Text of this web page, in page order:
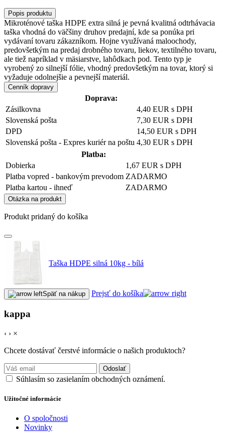
Popis produktu
Mikroténové taška HDPE extra silná je pevná kvalitná odtrhávacia
taška vhodná do väčšiny druhov predajní, kde sa ponúka pri
vydávaní tovaru zákazníkom. Hojne využívaná maloochody,
predovšetkým na predaj drobného tovaru, liekov, textilného tovaru,
ale tiež napríklad v mäsiarstve, lahôdkach pod. Tento typ je
vyrobený zo silnejší fólie, vhodný predovšetkým na tovar, ktorý si
vyžaduje odolnejšie a pevnejší materiál.
Cenník dopravy
Doprava:
Zásilkovna
4,40 EUR s DPH
Slovenská pošta
7,30 EUR s DPH
DPD
14,50 EUR s DPH
Slovenská pošta - Expres kuriér na poštu 4,30 EUR s DPH
Platba:
Dobierka
1,67 EUR s DPH
Platba vopred - bankovým prevodom ZADARMO
Platba kartou - ihneď
ZADARMO
Otázka na produkt
Produkt pridaný do košíka
Taška HDPE silná 10kg - bílá
Späť na nákup Prejsť do košíka
kappa
‹ › ×
Chcete dostávať čerstvé informácie o našich produktoch?
Odoslať
Súhlasím so zasielaním obchodných oznámení.
Užitočné informácie
O spoločnosti
Novinky